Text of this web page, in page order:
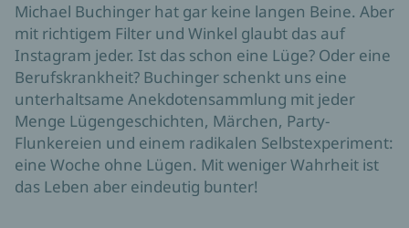
Michael Buchinger hat gar keine langen Beine. Aber
mit richtigem Filter und Winkel glaubt das auf
Instagram jeder. Ist das schon eine Lüge? Oder eine
Berufskrankheit? Buchinger schenkt uns eine
unterhaltsame Anekdotensammlung mit jeder
Menge Lügengeschichten, Märchen, Party-
Flunkereien und einem radikalen Selbstexperiment:
eine Woche ohne Lügen. Mit weniger Wahrheit ist
das Leben aber eindeutig bunter!